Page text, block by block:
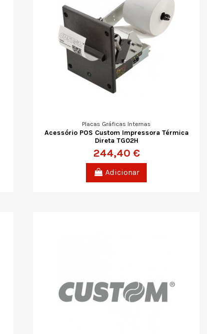
Placas Gráficas Internas
Acessório POS Custom Impressora Térmica
Direta TG02H
244,40 €
Adicionar